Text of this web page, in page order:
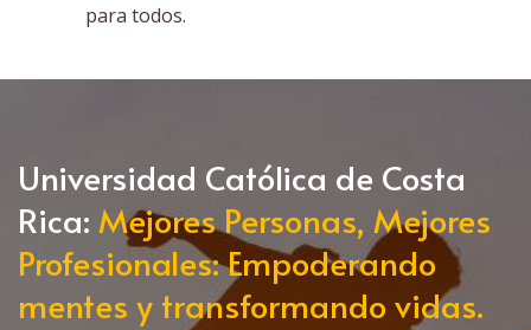
para todos.
Universidad Católica de Costa
Rica: Mejores Personas, Mejores
Profesionales: Empoderando
mentes y transformando vidas.